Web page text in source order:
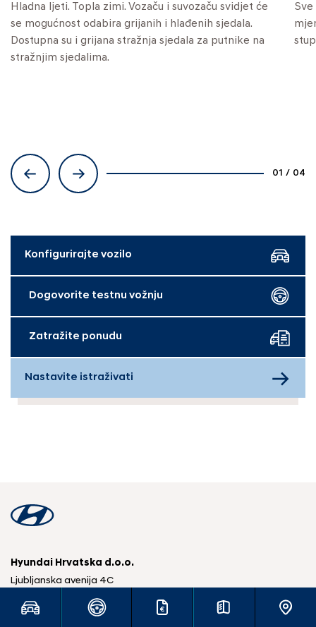
Hladna ljeti. Topla zimi. Vozaču i suvozaču svidjet će
se mogućnost odabira grijanih i hlađenih sjedala.
Dostupna su i grijana stražnja sjedala za putnike na
stražnjim sjedalima.
01 / 04
Konfigurirajte vozilo
Dogovorite testnu vožnju
Zatražite ponudu
Nastavite istraživati
Hyundai Hrvatska d.o.o.
Ljubljanska avenija 4C
10090 Jankomir, Grad Zagreb
Republika Hrvatska